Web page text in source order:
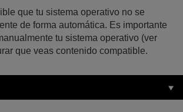
que tu sistema operativo no se
de forma automática. Es importante
tu sistema operativo (ver
que veas contenido compatible.